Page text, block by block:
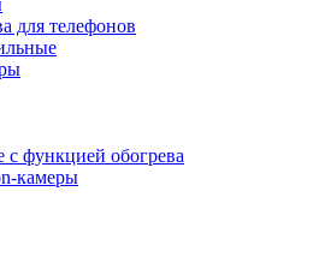
для телефонов
с функцией обогрева
камеры